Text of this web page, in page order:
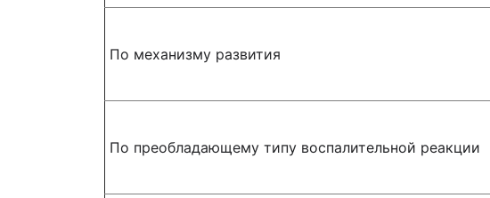
По механизму развития
По преобладающему типу воспалительной реакции